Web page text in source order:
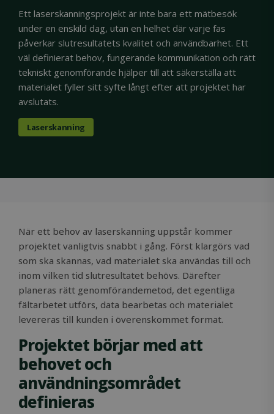
Ett laserskanningsprojekt är inte bara ett mätbesök
under en enskild dag, utan en helhet där varje fas
påverkar slutresultatets kvalitet och användbarhet. Ett
väl definierat behov, fungerande kommunikation och rätt
tekniskt genomförande hjälper till att säkerställa att
materialet fyller sitt syfte långt efter att projektet har
avslutats.
Laserskanning
När ett behov av laserskanning uppstår kommer
projektet vanligtvis snabbt i gång. Först klargörs vad
som ska skannas, vad materialet ska användas till och
inom vilken tid slutresultatet behövs. Därefter
planeras rätt genomförandemetod, det egentliga
fältarbetet utförs, data bearbetas och materialet
levereras till kunden i överenskommet format.
Projektet börjar med att
behovet och
användningsområdet
definieras